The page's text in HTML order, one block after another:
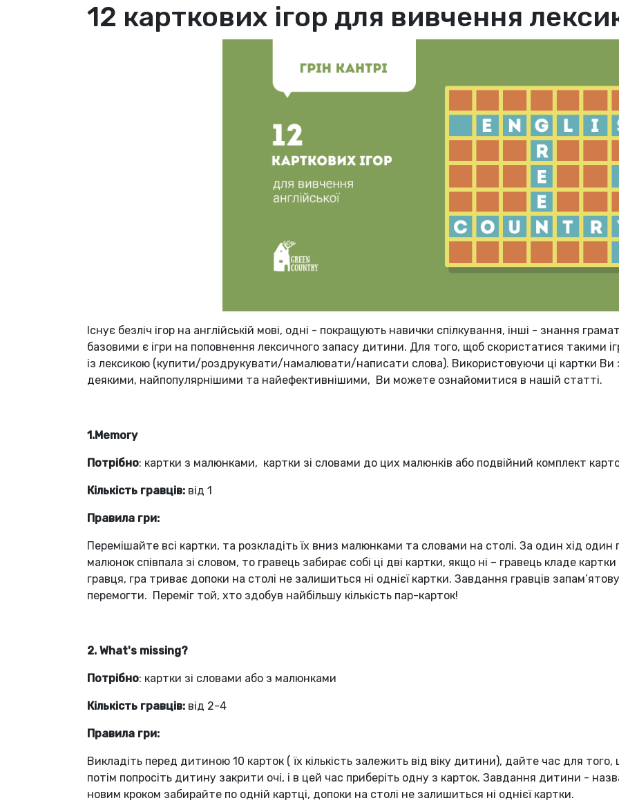
12 карткових ігор для вивчення
Існує безліч ігор на англійській мові, одні - покращують навички спілкування, інші - знання
базовими є ігри на поповнення лексичного запасу дитини. Для того, щоб скористатися такими
із лексикою (купити/роздрукувати/намалювати/написати слова). Використовуючи ці картки Ви
деякими, найпопулярнішими та найефективнішими, Ви можете ознайомитися в нашій статті.
1.Memory
Потрібно: картки з малюнками, картки зі словами до цих малюнків або подвійний комплект
Кількість гравців: від 1
Правила гри:
Перемішайте всі картки, та розкладіть їх вниз малюнками та словами на столі. За один хід один
малюнок співпала зі словом, то гравець забирає собі ці дві картки, якщо ні – гравець кладе
гравця, гра триває допоки на столі не залишиться ні однієї картки. Завдання гравців
перемогти. Переміг той, хто здобув найбільшу кількість пар-карток!
2. What's missing?
Потрібно: картки зі словами або з малюнками
Кількість гравців: від 2-4
Правила гри:
Викладіть перед дитиною 10 карток ( їх кількість залежить від віку дитини), дайте час для
потім попросіть дитину закрити очі, і в цей час приберіть одну з карток. Завдання дитини -
новим кроком забирайте по одній картці, допоки на столі не залишиться ні однієї картки.